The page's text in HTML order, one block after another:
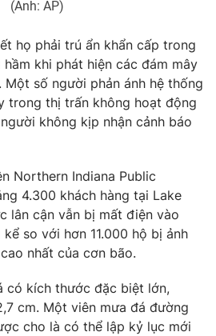
(Ảnh: AP)
họ phải trú ẩn khẩn cấp trong
khi phát hiện các đám mây
số người phản ánh hệ thống
trong thị trấn không hoạt động
không kịp nhận cảnh báo
Northern Indiana Public
4.300 khách hàng tại Lake
lân cận vẫn bị mất điện vào
so với hơn 11.000 hộ bị ảnh
nhất của cơn bão.
có kích thước đặc biệt lớn,
cm. Một viên mưa đá đường
cho là có thể lập kỷ lục mới